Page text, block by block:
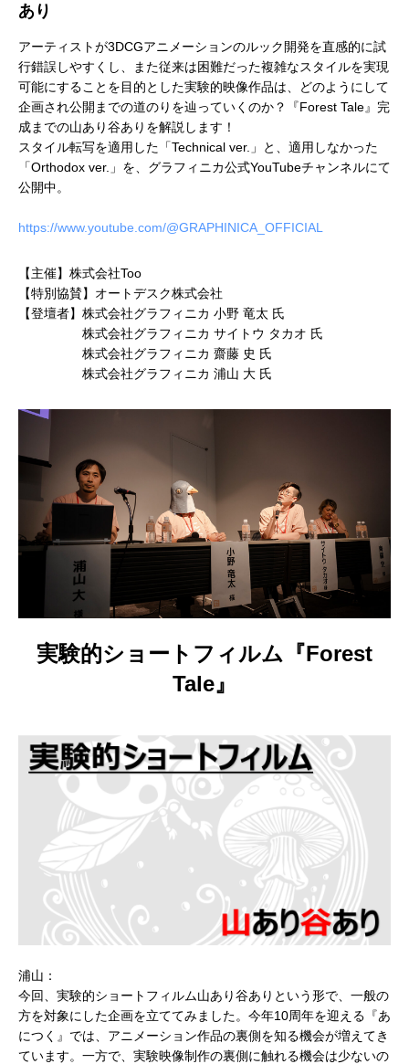
2026.04.15
建築ビジュアライゼーションMeetUp第8弾
2025.06.10
【動画配信】 Epic
Autodesk Fusion × Rhinoによる次世代デ
ザインワークフロー
2026.03.12
【動画】3ds Maxに
ライズ-プロダクト
ータを有効活用し
2021.04.30
2025.10.20
Kviz特別セミナー「Studio Tim Fuが語る、
2025.12.18
『MERCURY Entei Ryu造形作品集』発売
記念セミナーレポート 第一部：造形思想に
基づく作品制作の舞台裏
2026.01.20
『MERCURY Entei
記念セミナーレポ
による作品添削指導
2026.01.20
アニメーションによるリッチコンテンツで
差別化を！ Character Creator/Mayaとの連
携 – アパレル業界DXセミナーPart3「3Dで
実現できる未来」
2022.03.20
KeyShot Webを用
単EC活用！ – アパ
Part2「3Dで実現で
2022.03.20
あり
アーティストが3DCGアニメーションのルック開発を直感的に試
行錯誤しやすくし、また従来は困難だった複雑なスタイルを実現
可能にすることを目的とした実験的映像作品は、どのようにして
企画され公開までの道のりを辿っていくのか？『Forest Tale』完
成までの山あり谷ありを解説します！
スタイル転写を適用した「Technical ver.」と、適用しなかった
「Orthodox ver.」を、グラフィニカ公式YouTubeチャンネルにて
公開中。
https://www.youtube.com/@GRAPHINICA_OFFICIAL
【主催】株式会社Too
【特別協賛】オートデスク株式会社
【登壇者】株式会社グラフィニカ 小野 竜太 氏
株式会社グラフィニカ サイトウ タカオ 氏
株式会社グラフィニカ 齋藤 史 氏
株式会社グラフィニカ 浦山 大 氏
実験的ショートフィルム『Forest
Tale』
浦山：
今回、実験的ショートフィルム山あり谷ありという形で、一般の
方を対象にした企画を立ててみました。今年10周年を迎える『あ
につく』では、アニメーション作品の裏側を知る機会が増えてき
ています。一方で、実験映像制作の裏側に触れる機会は少ないの